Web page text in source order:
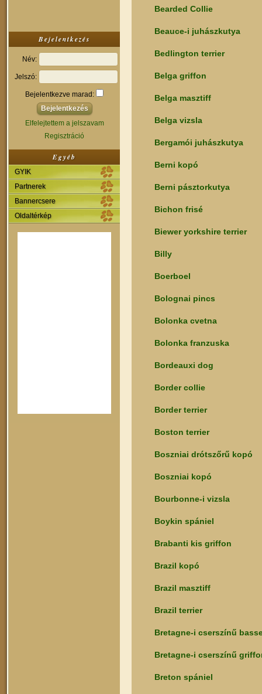
Bejelentkezés
Név:
Jelszó:
Bejelentkezve marad:
Elfelejtettem a jelszavam
Regisztráció
Egyéb
GYIK
Partnerek
Bannercsere
Oldaltérkép
Bearded Collie
Beauce-i juhászkutya
Bedlington terrier
Belga griffon
Belga masztiff
Belga vizsla
Bergamói juhászkutya
Berni kopó
Berni pásztorkutya
Bichon frisé
Biewer yorkshire terrier
Billy
Boerboel
Bolognai pincs
Bolonka cvetna
Bolonka franzuska
Bordeauxi dog
Border collie
Border terrier
Boston terrier
Boszniai drótszőrű kopó
Boszniai kopó
Bourbonne-i vizsla
Boykin spániel
Brabanti kis griffon
Brazil kopó
Brazil masztiff
Brazil terrier
Bretagne-i cserszínű
Bretagne-i cserszínű
Breton spániel